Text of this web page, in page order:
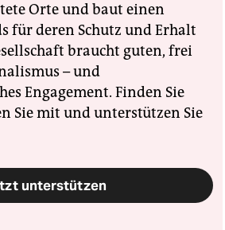
Orte und baut einen
für deren Schutz und Erhalt
braucht guten, frei
– und
Engagement. Finden Sie
Sie mit und unterstützen Sie
unterstützen